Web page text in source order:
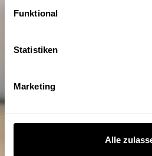
Funktional
Statistiken
Marketing
Alle